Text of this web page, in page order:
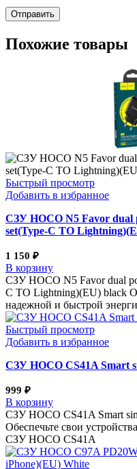
Похожие товары
Быстрый просмотр
Добавить в избранное
СЗУ HOCO N5 Favor dual
set(Type-C TO
1 150 ₽
В корзину
СЗУ HOCO N5 Favor dual
C TO Lightning)(EU) black
надежной и быстрой
Быстрый просмотр
Добавить в избранное
СЗУ HOCO CS41A Smart
999 ₽
В корзину
СЗУ HOCO CS41A Smart
Обеспечьте свои
СЗУ HOCO CS41A